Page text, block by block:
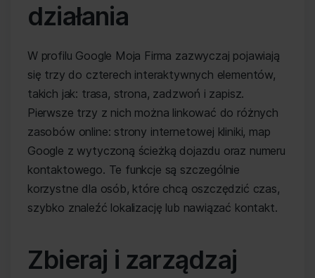
działania
W profilu Google Moja Firma zazwyczaj pojawiają
się trzy do czterech interaktywnych elementów,
takich jak: trasa, strona, zadzwoń i zapisz.
Pierwsze trzy z nich można linkować do różnych
zasobów online: strony internetowej kliniki, map
Google z wytyczoną ścieżką dojazdu oraz numeru
kontaktowego. Te funkcje są szczególnie
korzystne dla osób, które chcą oszczędzić czas,
szybko znaleźć lokalizację lub nawiązać kontakt.
Zbieraj i zarządzaj